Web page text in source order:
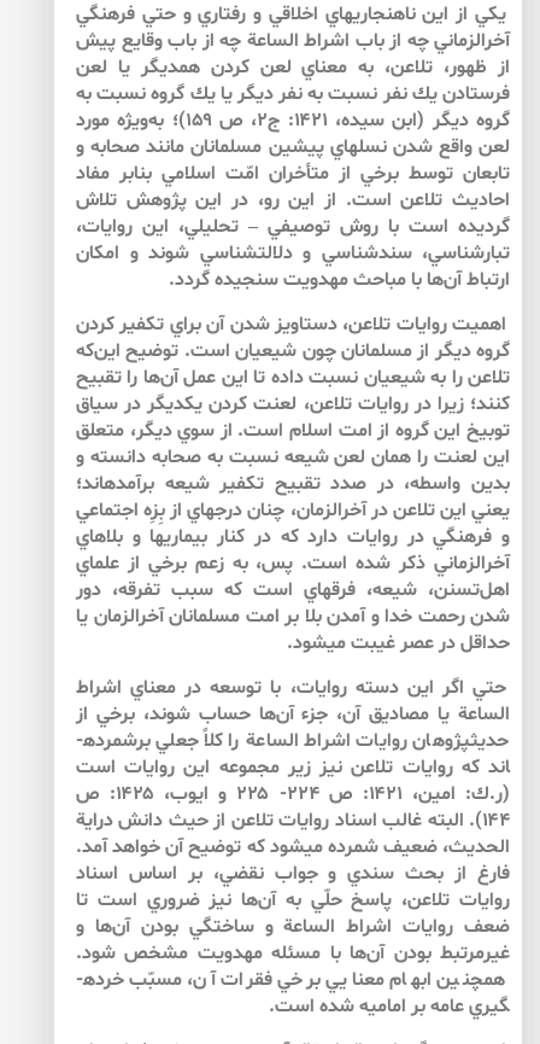
يكي از اين ناهنجاري­هاي اخلاقي و رفتاري و حتي فرهنگي
آخرالزماني چه از باب اشراط الساعة چه از باب وقايع پيش
از ظهور، تلاعن، به معناي لعن كردن همديگر يا لعن
فرستادن يك نفر نسبت به نفر ديگر يا يك گروه نسبت به
گروه ديگر (ابن سيده، ۱۴۲۱: ج۲، ص ۱۵۹)؛ به‌ويژه مورد
لعن واقع شدن نسل­هاي پيشين مسلمانان مانند صحابه و
تابعان توسط برخي از متأخران امّت اسلامي بنابر مفاد
احاديث تلاعن است. از اين رو، در اين پژوهش تلاش
گرديده است با روش توصيفي – تحليلي، اين روايات،
تبارشناسي، سندشناسي و دلالت­شناسي شوند و امكان
ارتباط آن‌ها با مباحث مهدويت سنجيده گردد.
اهميت روايات تلاعن، دستاويز شدن آن براي تكفير كردن
گروه ديگر از مسلمانان چون شيعيان است. توضيح اين‌كه
تلاعن را به شيعيان نسبت داده تا اين عمل آن‌ها را تقبيح
كنند؛ زيرا در روايات تلاعن، لعنت كردن يكديگر در سياق
توبيخ اين گروه از امت اسلام است. از سوي ديگر، متعلق
اين لعنت را همان لعن شيعه نسبت به صحابه دانسته و
بدين واسطه، در صدد تقبيح تكفير شيعه برآمده­اند؛
يعني اين تلاعن در آخرالزمان، چنان درجه­اي از بِزِه اجتماعي
و فرهنگي در روايات دارد كه در كنار بيماري­ها و بلاهاي
آخرالزماني ذكر شده است. پس، به زعم برخي از علماي
اهل‌تسنن، شيعه، فرقه­اي است كه سبب تفرقه، دور
شدن رحمت خدا و آمدن بلا بر امت مسلمانان آخرالزمان يا
حداقل در عصر غيبت مي­شود.
حتي اگر اين دسته روايات، با توسعه در معناي اشراط
الساعة يا مصاديق آن، جزء آن‌ها حساب شوند، برخي از
حديث­پژوهان روايات اشراط الساعة را كلاً جعلي برشمرده­
اند كه روايات تلاعن نيز زير مجموعه اين روايات است
(ر.ك: امين، ۱۴۲۱: ص ۲۲۴- ۲۲۵ و ايوب، ۱۴۲۵: ص
۱۴۴). البته غالب اسناد روايات تلاعن از حيث دانش دراية
الحديث، ضعيف شمرده مي­شود كه توضيح آن خواهد آمد.
فارغ از بحث سندي و جواب نقضي، بر اساس اسناد
روايات تلاعن، پاسخ حلّي به آن‌ها نيز ضروري است تا
ضعف روايات اشراط الساعة و ساختگي بودن آن‌ها و
غيرمرتبط بودن آن‌ها با مسئله مهدويت مشخص شود.
همچنين ابهام معنايي برخي فقرات آن، مسبّب خرده­
گيري عامه بر اماميه شده است.